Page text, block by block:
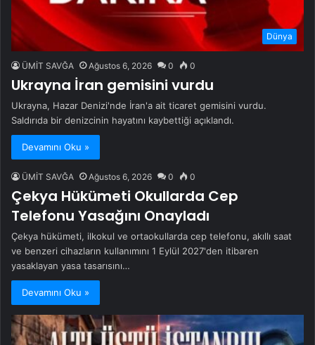
Dünya
ÜMİT SAVĞA Ağustos 6, 2026 0 0
Ukrayna İran gemisini vurdu
Ukrayna, Hazar Denizi'nde İran'a ait ticaret gemisini vurdu.
Saldırıda bir denizcinin hayatını kaybettiği açıklandı.
Devamını Oku »
ÜMİT SAVĞA Ağustos 6, 2026 0 0
Çekya Hükümeti Okullarda Cep
Telefonu Yasağını Onayladı
Çekya hükümeti, ilkokul ve ortaokullarda cep telefonu, akıllı saat
ve benzeri cihazların kullanımını 1 Eylül 2027'den itibaren
yasaklayan yasa tasarısını…
Devamını Oku »